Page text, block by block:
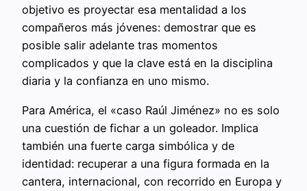
objetivo es proyectar esa mentalidad a los
compañeros más jóvenes: demostrar que es
posible salir adelante tras momentos
complicados y que la clave está en la disciplina
diaria y la confianza en uno mismo.
Para América, el «caso Raúl Jiménez» no es solo
una cuestión de fichar a un goleador. Implica
también una fuerte carga simbólica y de
identidad: recuperar a una figura formada en la
cantera, internacional, con recorrido en Europa y